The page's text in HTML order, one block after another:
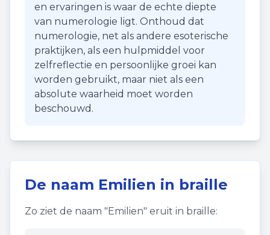
en ervaringen is waar de echte diepte
van numerologie ligt. Onthoud dat
numerologie, net als andere esoterische
praktijken, als een hulpmiddel voor
zelfreflectie en persoonlijke groei kan
worden gebruikt, maar niet als een
absolute waarheid moet worden
beschouwd.
De naam Emilien in braille
Zo ziet de naam "Emilien" eruit in braille: